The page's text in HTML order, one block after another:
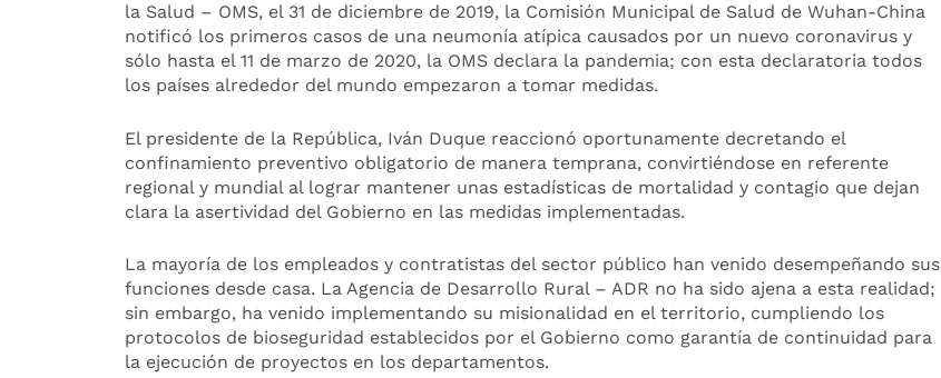
la Salud – OMS, el 31 de diciembre de 2019, la Comisión Municipal de Salud de Wuhan-China
notificó los primeros casos de una neumonía atípica causados por un nuevo coronavirus y
sólo hasta el 11 de marzo de 2020, la OMS declara la pandemia; con esta declaratoria todos
los países alrededor del mundo empezaron a tomar medidas.
El presidente de la República, Iván Duque reaccionó oportunamente decretando el
confinamiento preventivo obligatorio de manera temprana, convirtiéndose en referente
regional y mundial al lograr mantener unas estadísticas de mortalidad y contagio que dejan
clara la asertividad del Gobierno en las medidas implementadas.
La mayoría de los empleados y contratistas del sector público han venido desempeñando sus
funciones desde casa. La Agencia de Desarrollo Rural – ADR no ha sido ajena a esta realidad;
sin embargo, ha venido implementando su misionalidad en el territorio, cumpliendo los
protocolos de bioseguridad establecidos por el Gobierno como garantía de continuidad para
la ejecución de proyectos en los departamentos.